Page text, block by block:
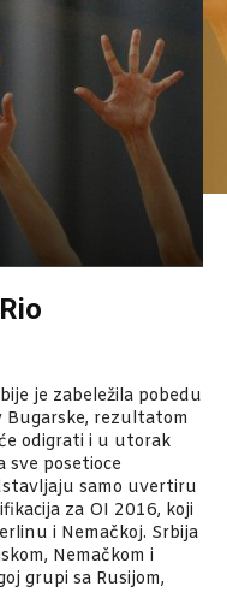
je zabeležila pobedu
rezultatom
odigrati i u utorak
sve posetioce
samo uvertiru
za OI 2016, koji
i Nemačkoj. Srbija
Nemačkom i
grupi sa Rusijom,